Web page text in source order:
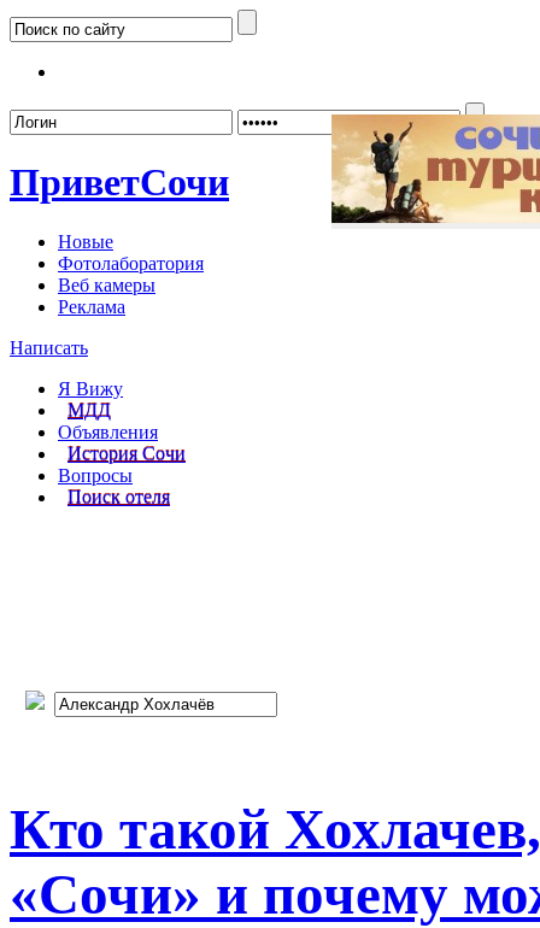
ПриветСочи
Новые
Фотолаборатория
Веб камеры
Реклама
Написать
Я Вижу
МДД
Объявления
История Сочи
Вопросы
Поиск отеля
Кто такой
«Сочи» и почему